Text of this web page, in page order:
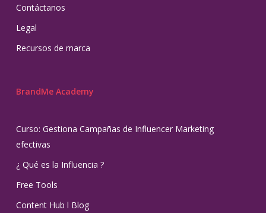
Contáctanos
Legal
Recursos de marca
BrandMe Academy
Curso: Gestiona Campañas de Influencer Marketing
efectivas
¿ Qué es la Influencia ?
Free Tools
Content Hub l Blog